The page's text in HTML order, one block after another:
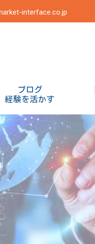
interface.co.jp
ブログ
経験を活かす